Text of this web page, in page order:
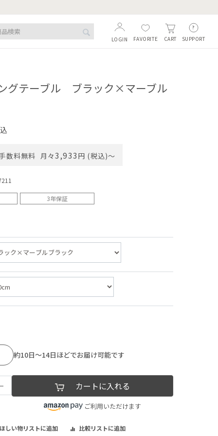
SUPPORT
CART
FAVORITE
LOGIN
グテーブル ブラック×マーブル
数料無料 月々3,933 円 (税込)〜
3年保証
約10日～14日ほどでお届け可能です
− カートに入れる
ご利用いただけます
ほしい物リストに追加 比較リストに追加